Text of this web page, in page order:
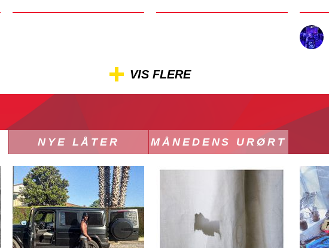
VIS FLERE
NYE LÅTER MÅNEDENS URØRT